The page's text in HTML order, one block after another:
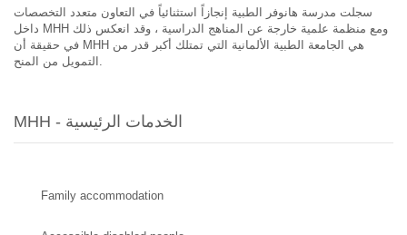
سجلت مدرسة هانوفر الطبية إنجازاً استثنائياً في التعاون متعدد التخصصات
داخل MHH ومع منظمة علمية خارجة عن المناهج الدراسية ، وقد انعكس ذلك
في حقيقة أن MHH هي الجامعة الطبية الألمانية التي تمتلك أكبر قدر من
MHH - الخدمات الرئيسية
Family accommodation